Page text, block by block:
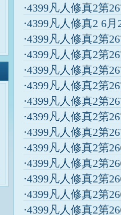
·4399凡人修真2第
·4399凡人修真2 6
·4399凡人修真2第
·4399凡人修真2第
·4399凡人修真2第
·4399凡人修真2第
·4399凡人修真2第
·4399凡人修真2第
·4399凡人修真2第
·4399凡人修真2第
·4399凡人修真2第
·4399凡人修真2第
·4399凡人修真2第
·4399凡人修真2第